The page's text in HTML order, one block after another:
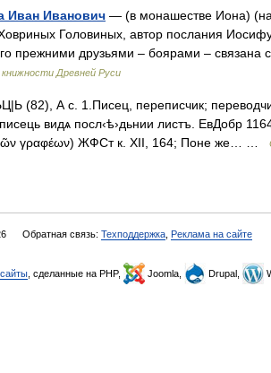
Иван Иванович — (в монашестве Иона)
Головиных, автор послания
прежними друзьями – боярами –
Древней Руси
(82), А с. 1.Писец, переписчик;
видѧ посл‹ѣ›дьнии листъ. ЕвДобр
γραφέων) ЖФСт к. XII, 164; Поне же… …
Обратная связь: Техподдержка Реклама на сайте
, сделанные на PHP, Joomla, Drupal,